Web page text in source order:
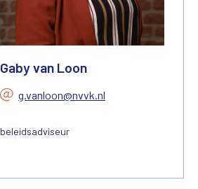
Gaby van Loon
g.vanloon@nvvk.nl
beleidsadviseur